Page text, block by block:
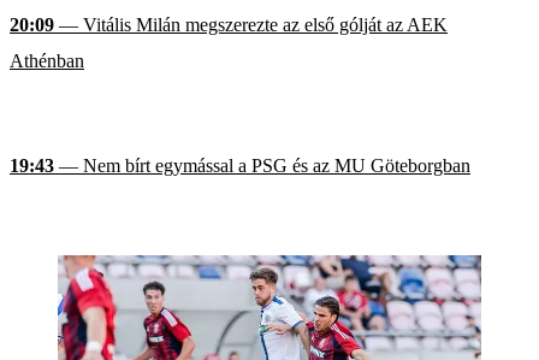
20:09 — Vitális Milán megszerezte az első gólját az AEK
Athénban
19:43 — Nem bírt egymással a PSG és az MU Göteborgban